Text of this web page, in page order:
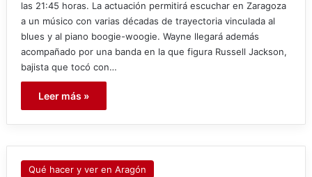
las 21:45 horas. La actuación permitirá escuchar en Zaragoza
a un músico con varias décadas de trayectoria vinculada al
blues y al piano boogie-woogie. Wayne llegará además
acompañado por una banda en la que figura Russell Jackson,
bajista que tocó con…
Leer más »
Qué hacer y ver en Aragón